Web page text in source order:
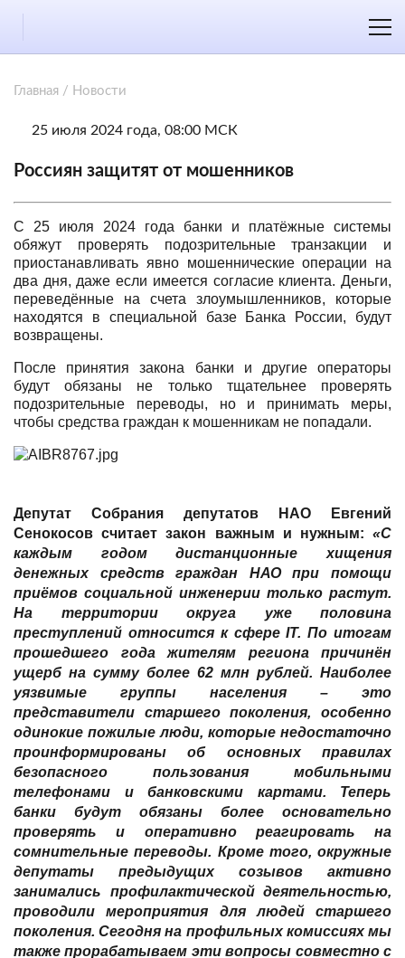
Главная / Новости
25 июля 2024 года, 08:00 МСК
Россиян защитят от мошенников
С 25 июля 2024 года банки и платёжные системы
обяжут проверять подозрительные транзакции и
приостанавливать явно мошеннические операции на
два дня, даже если имеется согласие клиента. Деньги,
переведённые на счета злоумышленников, которые
находятся в специальной базе Банка России, будут
возвращены.
После принятия закона банки и другие операторы
будут обязаны не только тщательнее проверять
подозрительные переводы, но и принимать меры,
чтобы средства граждан к мошенникам не попадали.
Депутат Собрания депутатов НАО
Евгений
Сенокосов считает закон важным и нужным: «С
каждым годом дистанционные хищения
денежных средств граждан НАО при помощи
приёмов социальной инженерии только растут.
На территории округа уже половина
преступлений относится к сфере IT. По итогам
прошедшего года жителям региона причинён
ущерб на сумму более 62 млн рублей. Наиболее
уязвимые группы населения – это
представители старшего поколения, особенно
одинокие пожилые люди, которые недостаточно
проинформированы об основных правилах
безопасного пользования мобильными
телефонами и банковскими картами. Теперь
банки будут обязаны более основательно
проверять и оперативно реагировать на
сомнительные переводы. Кроме того, окружные
депутаты предыдущих созывов активно
занимались профилактической деятельностью,
проводили мероприятия для людей старшего
поколения. Сегодня на профильных комиссиях мы
также прорабатываем эти вопросы совместно с